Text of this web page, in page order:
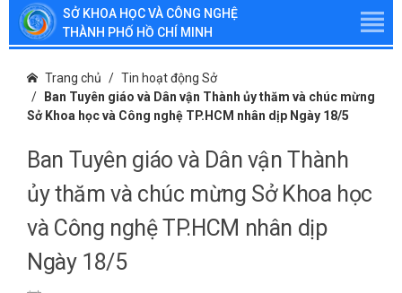
SỞ KHOA HỌC VÀ CÔNG NGHỆ
THÀNH PHỐ HỒ CHÍ MINH
Trang chủ
Tin hoạt động Sở
Ban Tuyên giáo và Dân vận Thành ủy thăm và chúc mừng
Sở Khoa học và Công nghệ TP.HCM nhân dịp Ngày 18/5
Ban Tuyên giáo và Dân vận Thành
ủy thăm và chúc mừng Sở Khoa học
và Công nghệ TP.HCM nhân dịp
Ngày 18/5